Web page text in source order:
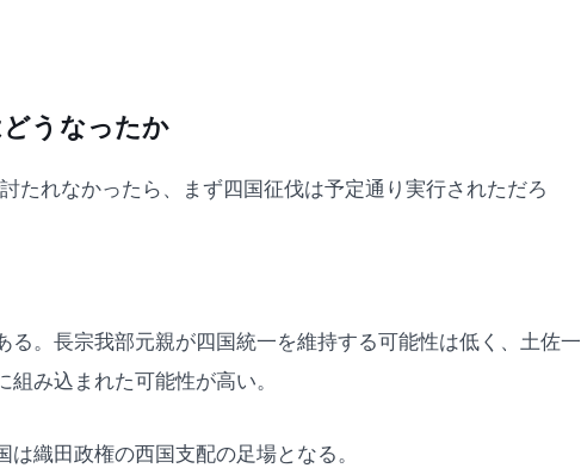
うなったか
たれなかったら、まず四国征伐は予定通り実行されただろ
。長宗我部元親が四国統一を維持する可能性は低く、土佐一
み込まれた可能性が高い。
織田政権の西国支配の足場となる。